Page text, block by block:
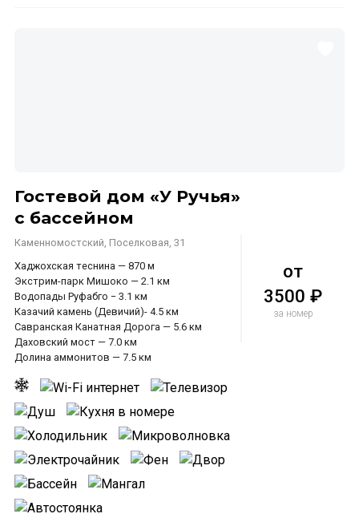
Гостевой дом «У Ручья»
с бассейном
Каменномостский, Поселковая, 31
Хаджохская теснина — 870 м
Экстрим-парк Мишоко — 2.1 км
Водопады Руфабго − 3.1 км
Казачий камень (Девичий)- 4.5 км
Савранская Канатная Дорога — 5.6 км
Даховский мост — 7.0 км
Долина аммонитов — 7.5 км
от
3500 ₽
за номер